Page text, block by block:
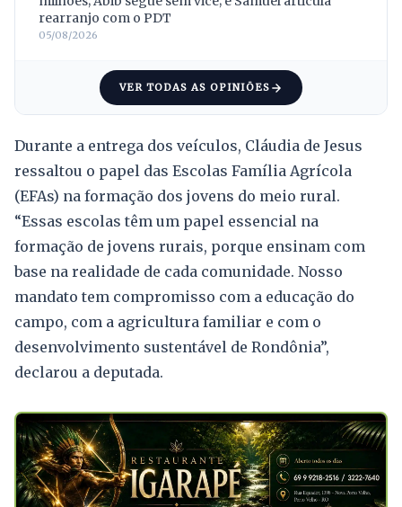
rearranjo com o PDT
05/08/2026
VER TODAS AS OPINIÕES
Durante a entrega dos veículos, Cláudia de Jesus
ressaltou o papel das Escolas Família Agrícola
(EFAs) na formação dos jovens do meio rural.
“Essas escolas têm um papel essencial na
formação de jovens rurais, porque ensinam com
base na realidade de cada comunidade. Nosso
mandato tem compromisso com a educação do
campo, com a agricultura familiar e com o
desenvolvimento sustentável de Rondônia”,
declarou a deputada.